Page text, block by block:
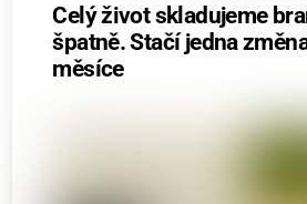
Celý život skladujeme
špatně. Stačí jedna
měsíce